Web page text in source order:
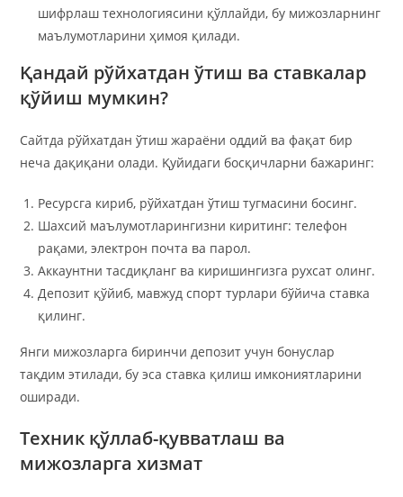
шифрлаш технологиясини қўллайди, бу мижозларнинг
маълумотларини ҳимоя қилади.
Қандай рўйхатдан ўтиш ва ставкалар
қўйиш мумкин?
Сайтда рўйхатдан ўтиш жараёни оддий ва фақат бир
неча дақиқани олади. Қуйидаги босқичларни бажаринг:
Ресурсга кириб, рўйхатдан ўтиш тугмасини босинг.
Шахсий маълумотларингизни киритинг: телефон
рақами, электрон почта ва парол.
Аккаунтни тасдиқланг ва киришингизга рухсат олинг.
Депозит қўйиб, мавжуд спорт турлари бўйича ставка
қилинг.
Янги мижозларга биринчи депозит учун бонуслар
тақдим этилади, бу эса ставка қилиш имкониятларини
оширади.
Техник қўллаб-қувватлаш ва
мижозларга хизмат